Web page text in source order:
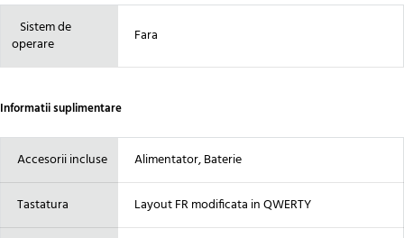
Sistem de
operare
Fara
Informatii suplimentare
Accesorii incluse Alimentator, Baterie
Tastatura Layout FR modificata in QWERTY